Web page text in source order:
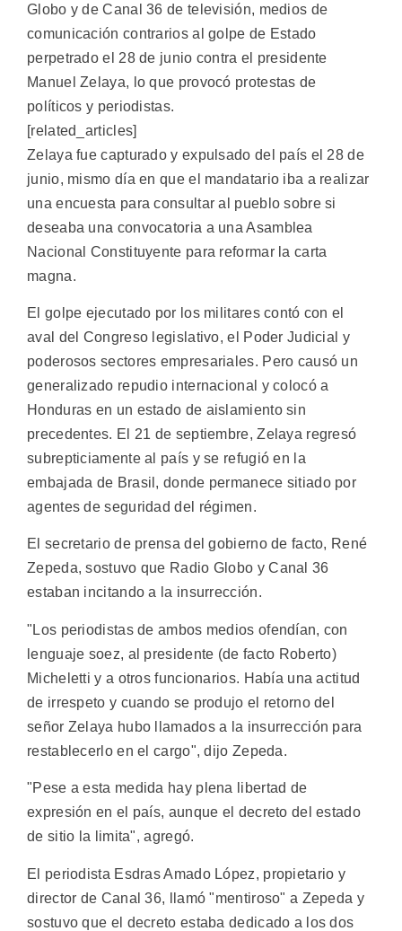
Globo y de Canal 36 de televisión, medios de
comunicación contrarios al golpe de Estado
perpetrado el 28 de junio contra el presidente
Manuel Zelaya, lo que provocó protestas de
políticos y periodistas.
[related_articles]
Zelaya fue capturado y expulsado del país el 28 de
junio, mismo día en que el mandatario iba a realizar
una encuesta para consultar al pueblo sobre si
deseaba una convocatoria a una Asamblea
Nacional Constituyente para reformar la carta
magna.
El golpe ejecutado por los militares contó con el
aval del Congreso legislativo, el Poder Judicial y
poderosos sectores empresariales. Pero causó un
generalizado repudio internacional y colocó a
Honduras en un estado de aislamiento sin
precedentes. El 21 de septiembre, Zelaya regresó
subrepticiamente al país y se refugió en la
embajada de Brasil, donde permanece sitiado por
agentes de seguridad del régimen.
El secretario de prensa del gobierno de facto, René
Zepeda, sostuvo que Radio Globo y Canal 36
estaban incitando a la insurrección.
"Los periodistas de ambos medios ofendían, con
lenguaje soez, al presidente (de facto Roberto)
Micheletti y a otros funcionarios. Había una actitud
de irrespeto y cuando se produjo el retorno del
señor Zelaya hubo llamados a la insurrección para
restablecerlo en el cargo", dijo Zepeda.
"Pese a esta medida hay plena libertad de
expresión en el país, aunque el decreto del estado
de sitio la limita", agregó.
El periodista Esdras Amado López, propietario y
director de Canal 36, llamó "mentiroso" a Zepeda y
sostuvo que el decreto estaba dedicado a los dos